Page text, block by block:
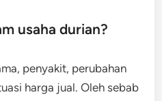
usaha durian?
penyakit, perubahan
harga jual. Oleh sebab